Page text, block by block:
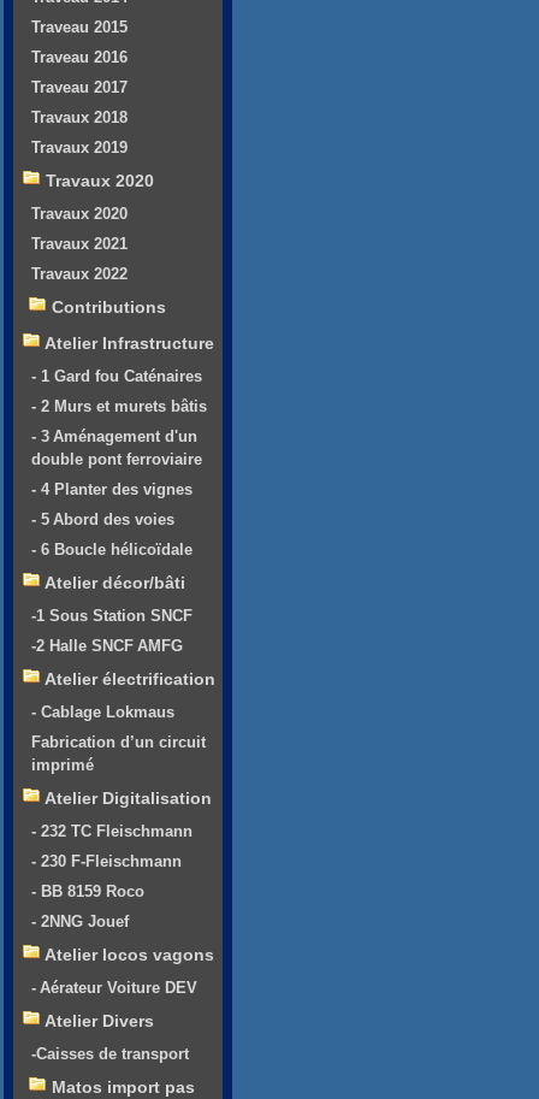
Traveau 2015
Traveau 2016
Traveau 2017
Travaux 2018
Travaux 2019
Travaux 2020
Travaux 2020
Travaux 2021
Travaux 2022
Contributions
Atelier Infrastructure
- 1 Gard fou Caténaires
- 2 Murs et murets bâtis
- 3 Aménagement d'un
double pont ferroviaire
- 4 Planter des vignes
- 5 Abord des voies
- 6 Boucle hélicoïdale
Atelier décor/bâti
-1 Sous Station SNCF
-2 Halle SNCF AMFG
Atelier électrification
- Cablage Lokmaus
Fabrication d’un circuit
imprimé
Atelier Digitalisation
- 232 TC Fleischmann
- 230 F-Fleischmann
- BB 8159 Roco
- 2NNG Jouef
Atelier locos vagons
- Aérateur Voiture DEV
Atelier Divers
-Caisses de transport
Matos import pas